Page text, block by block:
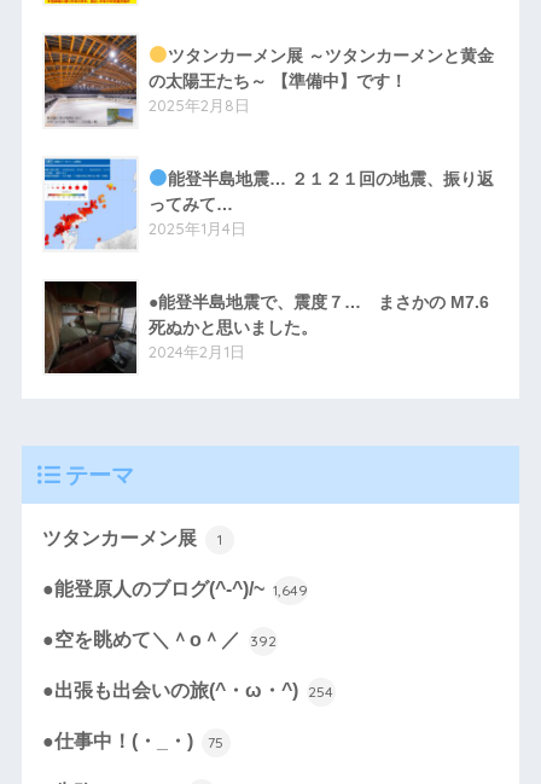
ツタンカーメン展 ～ツタンカーメンと黄金
の太陽王たち～ 【準備中】です！
2025年2月8日
能登半島地震… ２１２１回の地震、振り返
ってみて…
2025年1月4日
●能登半島地震で、震度７… まさかの M7.6
死ぬかと思いました。
2024年2月1日
テーマ
ツタンカーメン展 1
●能登原人のブログ(^-^)/~ 1,649
●空を眺めて＼＾o＾／ 392
●出張も出会いの旅(^・ω・^) 254
●仕事中！(・_・) 75